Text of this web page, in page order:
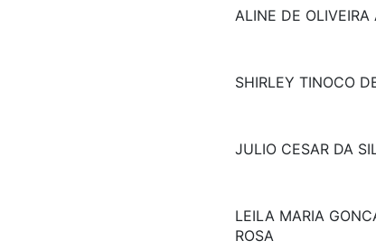
ALINE DE OLIVEIRA
SHIRLEY TINOCO
JULIO CESAR DA
LEILA MARIA
ROSA